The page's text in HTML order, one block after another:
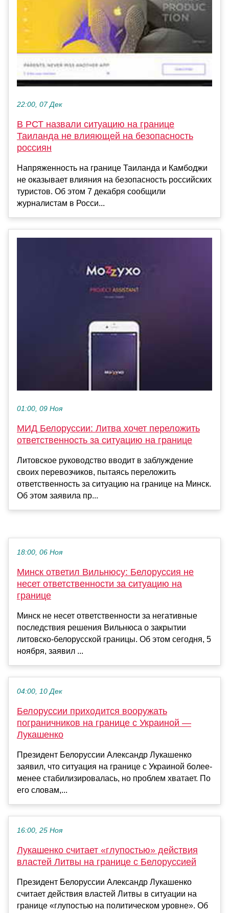
22:00, 07 Дек
В РСТ назвали ситуацию на границе
Таиланда не влияющей на безопасность
россиян
Напряженность на границе Таиланда и Камбоджи
не оказывает влияния на безопасность российских
туристов. Об этом 7 декабря сообщили
журналистам в Росси...
01:00, 09 Ноя
МИД Белоруссии: Литва хочет переложить
ответственность за ситуацию на границе
Литовское руководство вводит в заблуждение
своих перевозчиков, пытаясь переложить
ответственность за ситуацию на границе на Минск.
Об этом заявила пр...
18:00, 06 Ноя
Минск ответил Вильнюсу: Белоруссия не
несет ответственности за ситуацию на
границе
Минск не несет ответственности за негативные
последствия решения Вильнюса о закрытии
литовско-белорусской границы. Об этом сегодня, 5
ноября, заявил ...
04:00, 10 Дек
Белоруссии приходится вооружать
пограничников на границе с Украиной —
Лукашенко
Президент Белоруссии Александр Лукашенко
заявил, что ситуация на границе с Украиной более-
менее стабилизировалась, но проблем хватает. По
его словам,...
16:00, 25 Ноя
Лукашенко считает «глупостью» действия
властей Литвы на границе с Белоруссией
Президент Белоруссии Александр Лукашенко
считает действия властей Литвы в ситуации на
границе «глупостью на политическом уровне». Об